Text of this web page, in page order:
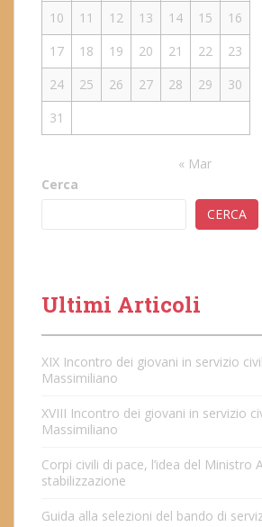
10
11 12 13 14 15
16
17
18 19 20 21 22
23
24
25 26 27 28 29
30
31
« Mar
Cerca
CERCA
Ultimi Articoli
XIX Incontro dei giovani in servizio
Massimiliano
XVIII Incontro dei giovani in servizio
Massimiliano
Corpi civili di pace, l’idea del Ministro
stabilizzazione
Guida alla selezioni del bando di